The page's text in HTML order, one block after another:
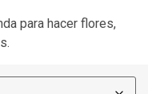
para hacer flores,